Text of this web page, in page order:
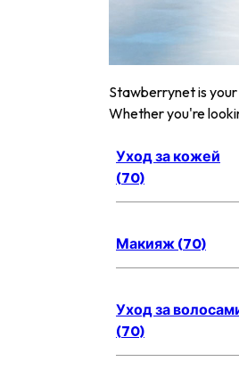
Stawberrynet is
Whether you're
Уход за кожей
(70)
Макияж (70)
Уход за
(70)